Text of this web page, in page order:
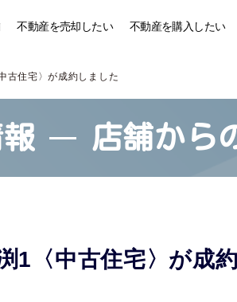
不動産を売却したい 不動産を購入したい
古住宅〉が成約しました
店舗から
1〈中古住宅〉が成